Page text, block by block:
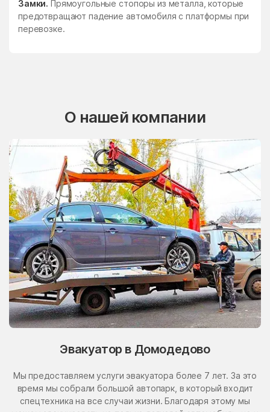
Замки. Прямоугольные стопоры из металла, которые
предотвращают падение автомобиля с платформы при
перевозке.
О нашей компании
Эвакуатор в Домодедово
Мы предоставляем услуги эвакуатора более 7 лет. За это
время мы собрали большой автопарк, в который входит
спецтехника на все случаи жизни. Благодаря этому мы